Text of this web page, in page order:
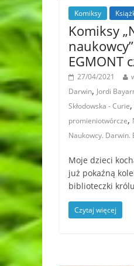
Komiksy
Komiksy
EGMONT
27/04/2021
Darwin, Jordi
Skłodowska - Curie,
promieniotwórcze,
Naukowcy. Darwin.
Moje dzieci
już pokaźną
biblioteczki
Czytaj więcej